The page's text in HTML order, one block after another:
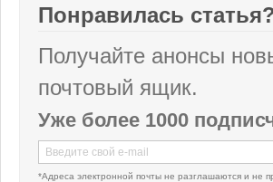
Понравилась
Получайте анонсы
почтовый ящик.
Уже более 1000
*Адреса электронной почты не разглашаются и не